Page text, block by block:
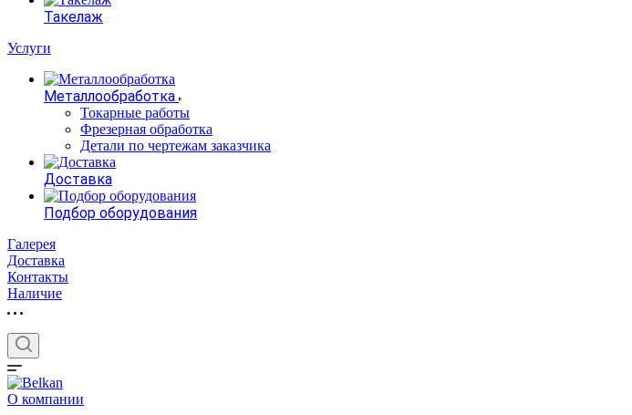
Такелаж
Услуги
Металлообработка
Токарные работы
Фрезерная обработка
Детали по чертежам заказчика
Доставка
Подбор оборудования
Галерея
Доставка
Контакты
Наличие
О компании